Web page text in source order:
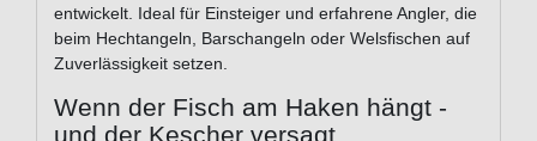
entwickelt. Ideal für Einsteiger und erfahrene Angler, die
beim Hechtangeln, Barschangeln oder Welsfischen auf
Zuverlässigkeit setzen.
Wenn der Fisch am Haken hängt -
und der Kescher versagt